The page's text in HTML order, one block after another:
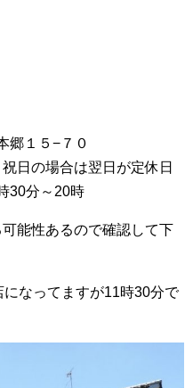
郷１５−７０
日の場合は翌日が定休日
30分～20時
能性あるので確認して下
なってますが11時30分で